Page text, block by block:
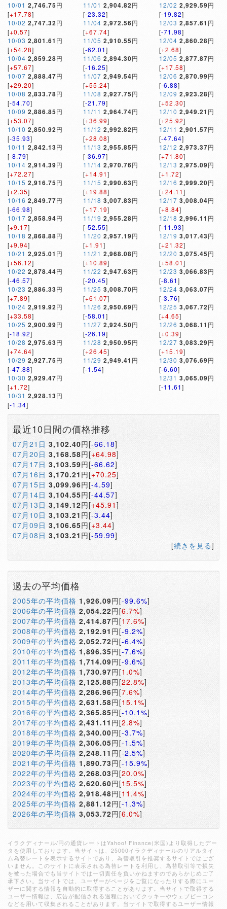
10/01 2,746.75円
[+17.78]
10/02 2,747.32円
[+0.57]
10/03 2,801.61 円
[+54.28]
10/04 2,859.28円
[+57.67]
10/07 2,888.47円
[+29.20]
10/08 2,833.78円
[-54.70]
10/09 2,886.85円
[+53.07]
10/10 2,850.92円
[-35.93]
10/11 2,842.13円
[-8.79]
10/14 2,914.39円
[+72.27]
10/15 2,916.75円
[+2.35]
10/16 2,849.77円
[-66.98]
10/17 2,858.94円
[+9.17]
10/18 2,868.88円
[+9.94]
10/21 2,925.01 円
[+56.12]
10/22 2,878.44円
[-46.57]
10/23 2,886.33円
[+7.89]
10/24 2,919.92円
[+33.58]
10/25 2,900.99円
[-18.92]
10/28 2,975.63円
[+74.64]
10/29 2,927.75円
[-47.88]
10/30 2,929.47円
[+1.72]
10/31 2,928.13円
[-1.34]
11/01 2,904.82円
[-23.32]
11/04 2,972.56円
[+67.74]
11/05 2,910.55円
[-62.01]
11/06 2,894.30円
[-16.25]
11/07 2,949.54円
[+55.24]
11/08 2,927.75円
[-21.79]
11/11 2,964.74円
[+36.99]
11/12 2,992.82円
[+28.08]
11/13 2,955.85円
[-36.97]
11/14 2,970.76円
[+14.91]
11/15 2,990.63円
[+19.88]
11/18 3,007.83円
[+17.19]
11/19 2,955.28円
[-52.55]
11/20 2,957.19円
[+1.91]
11/21 2,968.08円
[+10.89]
11/22 2,947.63円
[-20.45]
11/25 3,008.70円
[+61.07]
11/26 2,950.69円
[-58.01]
11/27 2,924.50円
[-26.19]
11/28 2,950.95円
[+26.45]
11/29 2,949.41 円
[-1.54]
12/02 2,929.59円
[-19.82]
12/03 2,857.61 円
[-71.98]
12/04 2,860.28円
[+2.68]
12/05 2,877.87円
[+17.58]
12/06 2,870.99円
[-6.88]
12/09 2,923.28円
[+52.30]
12/10 2,949.21 円
[+25.92]
12/11 2,901.57円
[-47.64]
12/12 2,973.37円
[+71.80]
12/13 2,975.09円
[+1.72]
12/16 2,999.20円
[+24.11]
12/17 3,008.04円
[+8.84]
12/18 2,996.11 円
[-11.93]
12/19 3,017.43円
[+21.32]
12/20 3,075.45円
[+58.01]
12/23 3,066.83円
[-8.61]
12/24 3,063.07円
[-3.76]
12/25 3,067.72円
[+4.65]
12/26 3,068.11 円
[+0.39]
12/27 3,083.29円
[+15.19]
12/30 3,076.69円
[-6.60]
12/31 3,065.09円
[-11.61]
最近10日間の価格推移
07月21日 3,102.40円[-66.18]
07月20日 3,168.58円[+64.98]
07月17日 3,103.59円[-66.62]
07月16日 3,170.21 円[+70.25]
07月15日 3,099.96円[-4.59]
07月14日 3,104.55円[-44.57]
07月13日 3,149.12円[+45.91 ]
07月10日 3,103.21円[-3.44]
07月09日 3,106.65円[+3.44]
07月08日 3,103.21 円[-59.99]
[続きを見る]
過去の平均価格
2005年の平均価格 1,926.09円[-99.6%]
2006年の平均価格 2,054.22円[6.7%]
2007年の平均価格 2,414.87円[17.6%]
2008年の平均価格 2,192.91 円[-9.2%]
2009年の平均価格 2,052.72円[-6.4%]
2010年の平均価格 1,896.35円[-7.6%]
2011年の平均価格 1,714.09円[-9.6%]
2012年の平均価格 1,730.97円[1.0%]
2013年の平均価格 2,125.88円[22.8%]
2014年の平均価格 2,286.96円[7.6%]
2015年の平均価格 2,631.58円[15.1%]
2016年の平均価格 2,365.85円[-10.1%]
2017年の平均価格 2,431.11 円[2.8%]
2018年の平均価格 2,340.00円[-3.7%]
2019年の平均価格 2,306.05円[-1.5%]
2020年の平均価格 2,248.11 円[-2.5%]
2021年の平均価格 1,890.73円[-15.9%]
2022年の平均価格 2,268.03円[20.0%]
2023年の平均価格 2,620.60円[15.5%]
2024年の平均価格 2,918.48円[11.4%]
2025年の平均価格 2,881.12円[-1.3%]
2026年の平均価格 3,053.72円[6.0%]
イラクディナール/円の通貨レートはYahoo! Finance(米国)より取得したデー
タを使用しております。当サイトは、25000イラクディナールのリアルタイ
ム為替レートを表示するサイトであり、為替取引を推奨するサイトではござ
いません。このサイトに表示される為替レートを利用し、為替取引等で損失
を被った場合でも当サイトでは一切責任を負いかねますのであらかじめご了
承下さい。当サイトでは、ユーザーがページをご覧になったりする際にユー
ザーに関する情報を自動的に取得することがあります。当サイトで取得する
ユーザー情報は、広告が配信される過程においてクッキーやウェブビーコン
などを用いて収集されることがあります。当サイトで取得するユーザー情報